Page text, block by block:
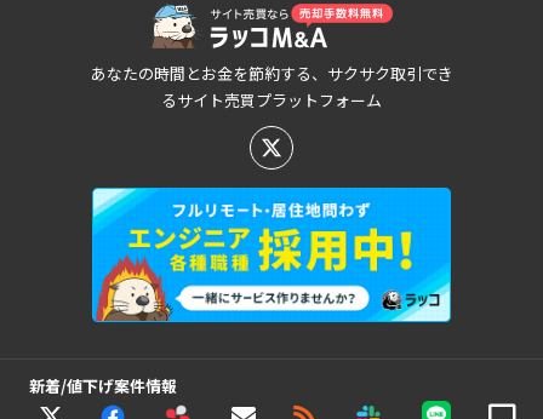
あなたの時間とお金を節約する、サクサク取引でき
るサイト売買プラットフォーム
新着/値下げ案件情報